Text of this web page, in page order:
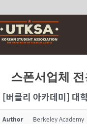
Skip
to
content
스폰서업체
[버클리 아카데미] 대
Author Berkeley Academy